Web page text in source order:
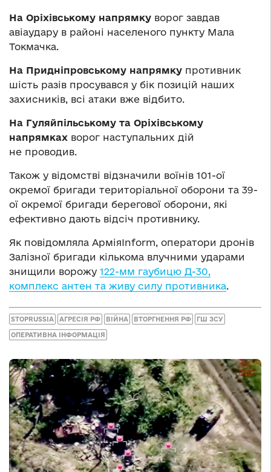
На Оріхівському напрямку ворог завдав
авіаудару в районі населеного пункту Мала
Токмачка.
На Придніпровському напрямку противник
шість разів просувався у бік позицій наших
захисників, всі атаки вже відбито.
На Гуляйпільському та Оріхівському
напрямках ворог наступальних дій
не проводив.
Також у відомстві відзначили воїнів 101-ої
окремої бригади територіальної оборони та 39-
ої окремої бригади берегової оборони, які
ефективно дають відсіч противнику.
Як повідомляла АрміяInform, оператори дронів
Залізної бригади кількома влучними ударами
знищили ворожу 122-мм гаубицю Д-30,
комплекс антен та живу силу противника.
STOPRUSSIA АГРЕСІЯ РФ ВІЙНА ВТОРГНЕННЯ РФ ГШ ЗСУ
ОПЕРАТИВНА ІНФОРМАЦІЯ